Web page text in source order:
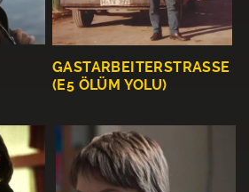
GASTARBEITERSTRASSE
(E5 ÖLÜM YOLU)